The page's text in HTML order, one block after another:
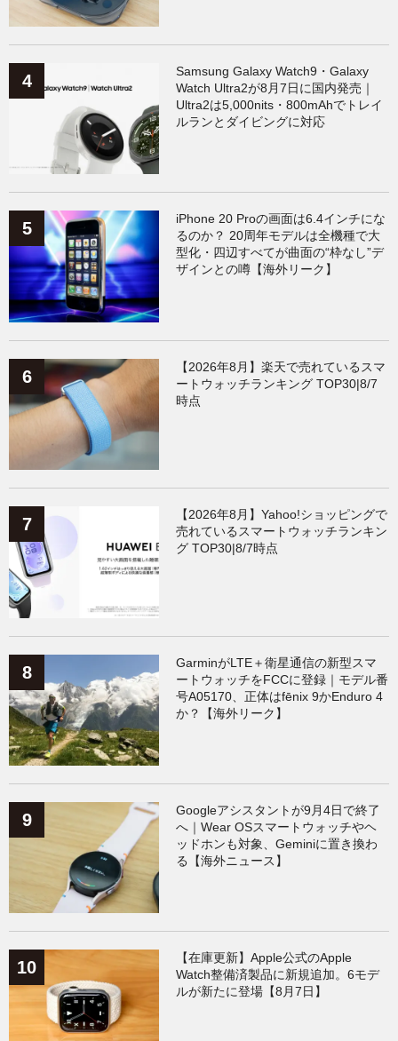
Samsung Galaxy Watch9・Galaxy
Watch Ultra2が8月7日に国内発売｜
Ultra2は5,000nits・800mAhでトレイ
ルランとダイビングに対応
iPhone 20 Proの画面は6.4インチにな
るのか？ 20周年モデルは全機種で大
型化・四辺すべてが曲面の“枠なし”デ
ザインとの噂【海外リーク】
【2026年8月】楽天で売れているスマ
ートウォッチランキング TOP30|8/7
時点
【2026年8月】Yahoo!ショッピングで
売れているスマートウォッチランキン
グ TOP30|8/7時点
GarminがLTE＋衛星通信の新型スマ
ートウォッチをFCCに登録｜モデル番
号A05170、正体はfēnix 9かEnduro 4
か？【海外リーク】
Googleアシスタントが9月4日で終了
へ｜Wear OSスマートウォッチやヘ
ッドホンも対象、Geminiに置き換わ
る【海外ニュース】
【在庫更新】Apple公式のApple
Watch整備済製品に新規追加。6モデ
ルが新たに登場【8月7日】